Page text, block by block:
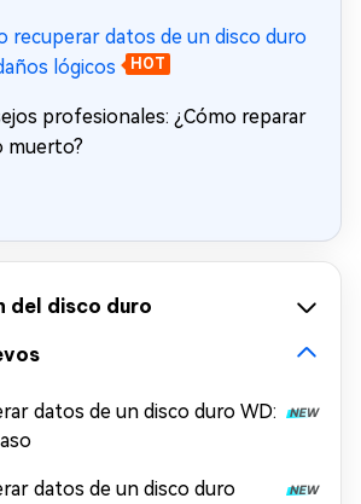
recuperar datos de un disco duro
lógicos
HOT
profesionales: ¿Cómo reparar
muerto?
del disco duro
datos de un disco duro WD:
datos de un disco duro